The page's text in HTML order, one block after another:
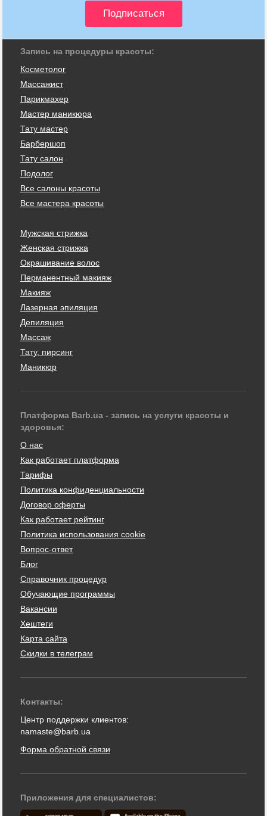
Запись на процедуры красоты:
Косметолог
Массажист
Парикмахер
Мастер маникюра
Тату мастер
Барбершоп
Тату салон
Подолог
Все салоны красоты
Все мастера красоты
Мужская стрижка
Женская стрижка
Окрашивание волос
Перманентный макияж
Макияж
Лазерная эпиляция
Депиляция
Массаж
Тату, пирсинг
Маникюр
Платформа Barb.ua - запись на услуги красоты и
здоровья:
О нас
Как работает платформа
Тарифы
Политика конфиденциальности
Договор оферты
Как работает рейтинг
Политика использования cookie
Вопрос-ответ
Блог
Справочник процедур
Обучающие программы
Вакансии
Хештеги
Карта сайта
Скидки в телеграм
Контакты:
Центр поддержки клиентов:
namaste@barb.ua
Форма обратной связи
Приложения для специалистов: